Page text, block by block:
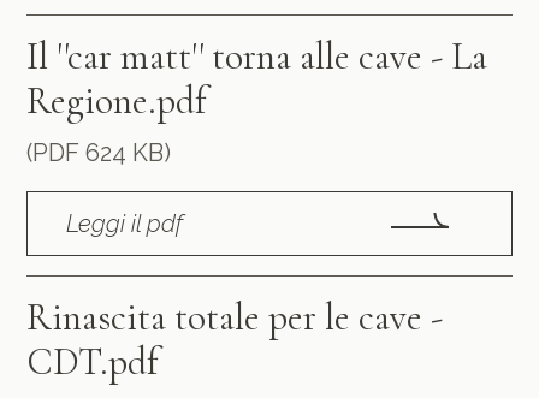
Il ''car matt'' torna alle cave - La
Regione.pdf
(PDF 624 KB)
Leggi il pdf
Rinascita totale per le cave -
CDT.pdf